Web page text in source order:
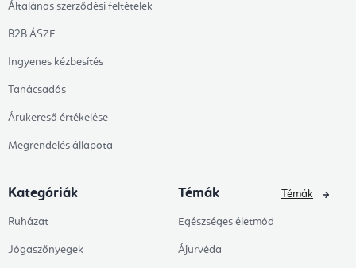
Általános szerződési feltételek
B2B ÁSZF
Ingyenes kézbesítés
Tanácsadás
Árukereső értékelése
Megrendelés állapota
Kategóriák
Ruházat
Jógaszőnyegek
Témák
Egészséges életmód
Ájurvéda
Témák